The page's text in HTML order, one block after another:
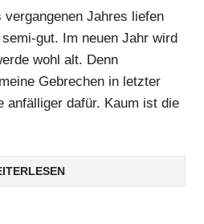
Jahres liefen
gut. Im neuen Jahr wird
wohl alt. Denn
Gebrechen in letzter
anfälliger dafür. Kaum ist die